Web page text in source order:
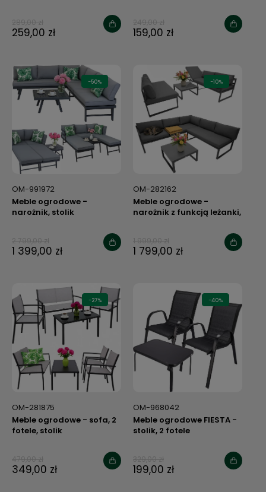
259,00 zł 159,00 zł
OM-991972
Meble ogrodowe -
narożnik, stolik
1 399,00 zł
-50%
OM-282162
Meble ogrodowe -
narożnik z funkcją leżanki,
1 799,00 zł
-10%
OM-281875
Meble ogrodowe - sofa, 2
fotele, stolik
349,00 zł
-27%
OM-968042
Meble ogrodowe FIESTA -
stolik, 2 fotele
199,00 zł
-40%